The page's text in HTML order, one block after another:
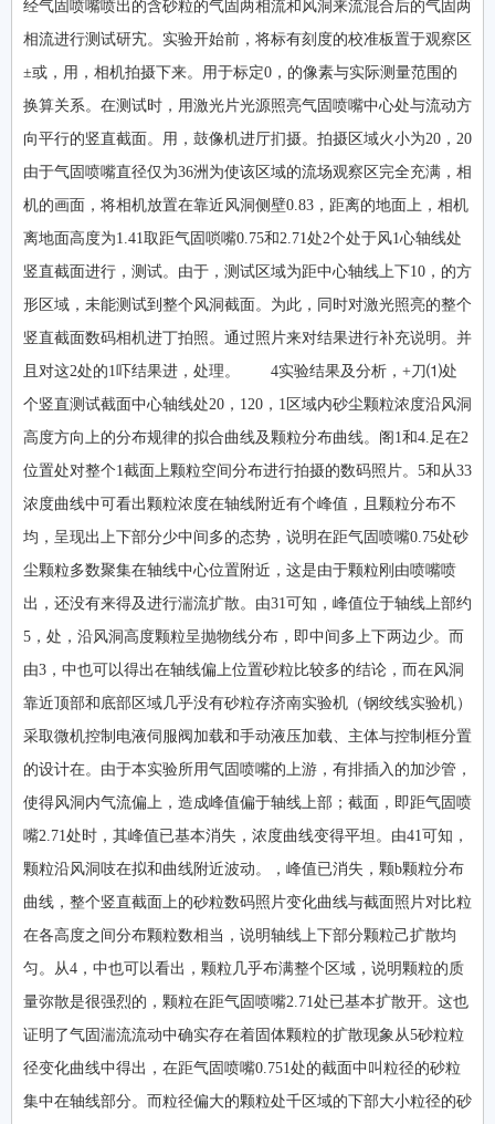
经气固喷嘴喷出的含砂粒的气固两相流和风洞来流混合后的气固两
相流进行测试研宄。实验开始前，将标有刻度的校准板置于观察区
±或，用，相机拍摄下来。用于标定0，的像素与实际测量范围的
换算关系。在测试时，用激光片光源照亮气固喷嘴中心处与流动方
向平行的竖直截面。用，鼓像机进厅扪摄。拍摄区域火小为20，20
由于气固喷嘴直径仅为36洲为使该区域的流场观察区完全充满，相
机的画面，将相机放置在靠近风洞侧壁0.83，距离的地面上，相机
离地面高度为1.41取距气固唢嘴0.75和2.71处2个处于风1心轴线处
竖直截面进行，测试。由于，测试区域为距中心轴线上下10，的方
形区域，未能测试到整个风洞截面。为此，同时对激光照亮的整个
竖直截面数码相机进丁拍照。通过照片来对结果进行补充说明。并
且对这2处的1吓结果进，处理。 4实验结果及分析，+刀⑴处
个竖直测试截面中心轴线处20，120，1区域内砂尘颗粒浓度沿风洞
高度方向上的分布规律的拟合曲线及颗粒分布曲线。阁1和4.足在2
位置处对整个1截面上颗粒空间分布进行拍摄的数码照片。5和从33
浓度曲线中可看出颗粒浓度在轴线附近有个峰值，且颗粒分布不
均，呈现出上下部分少中间多的态势，说明在距气固喷嘴0.75处砂
尘颗粒多数聚集在轴线中心位置附近，这是由于颗粒刚由喷嘴喷
出，还没有来得及进行湍流扩散。由31可知，峰值位于轴线上部约
5，处，沿风洞高度颗粒呈抛物线分布，即中间多上下两边少。而
由3，中也可以得出在轴线偏上位置砂粒比较多的结论，而在风洞
靠近顶部和底部区域几乎没有砂粒存济南实验机（钢绞线实验机）
采取微机控制电液伺服阀加载和手动液压加载、主体与控制框分置
的设计在。由于本实验所用气固喷嘴的上游，有排插入的加沙管，
使得风洞内气流偏上，造成峰值偏于轴线上部；截面，即距气固喷
嘴2.71处时，其峰值已基本消失，浓度曲线变得平坦。由41可知，
颗粒沿风洞吱在拟和曲线附近波动。，峰值已消失，颗b颗粒分布
曲线，整个竖直截面上的砂粒数码照片变化曲线与截面照片对比粒
在各高度之间分布颗粒数相当，说明轴线上下部分颗粒己扩散均
匀。从4，中也可以看出，颗粒几乎布满整个区域，说明颗粒的质
量弥散是很强烈的，颗粒在距气固喷嘴2.71处已基本扩散开。这也
证明了气固湍流流动中确实存在着固体颗粒的扩散现象从5砂粒粒
径变化曲线中得出，在距气固喷嘴0.751处的截面中叫粒径的砂粒
集中在轴线部分。而粒径偏大的颗粒处千区域的下部大小粒径的砂